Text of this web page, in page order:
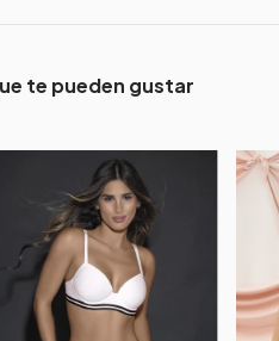
te pueden gustar